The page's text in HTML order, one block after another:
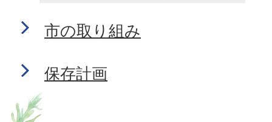
市の取り組み
保存計画